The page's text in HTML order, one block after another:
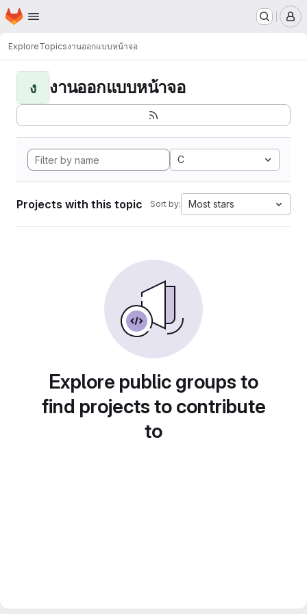
Skip to main content
Homepage
ExploreTopicsงานออกแบบหน้าจอ
ง งานออกแบบหน้าจอ
C
Projects with this topic Sort by: Most stars
Explore public groups to
find projects to contribute
to